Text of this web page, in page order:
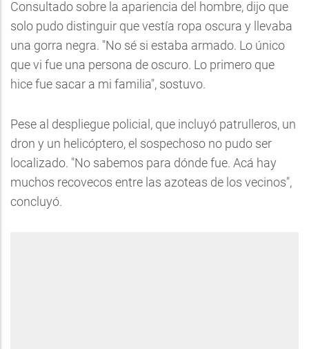
Consultado sobre la apariencia del hombre, dijo que
solo pudo distinguir que vestía ropa oscura y llevaba
una gorra negra. "No sé si estaba armado. Lo único
que vi fue una persona de oscuro. Lo primero que
hice fue sacar a mi familia", sostuvo.
Pese al despliegue policial, que incluyó patrulleros, un
dron y un helicóptero, el sospechoso no pudo ser
localizado. "No sabemos para dónde fue. Acá hay
muchos recovecos entre las azoteas de los vecinos",
concluyó.